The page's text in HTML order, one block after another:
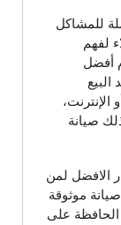
للمشاكل
لفهم
أفضل
صيانة
الافضل لمن
موثوقة
الحافظة على